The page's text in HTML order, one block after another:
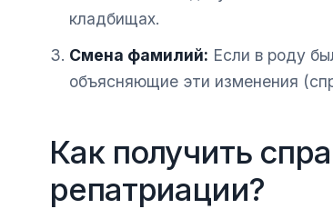
кладбищах.
Смена фамилий: Если в роду
объясняющие эти изменения
Как получить
репатриации?